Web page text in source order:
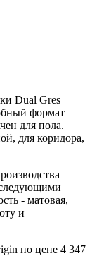
Dual Gres
формат
для пола.
для коридора,
- матовая,
и
по цене 4 347